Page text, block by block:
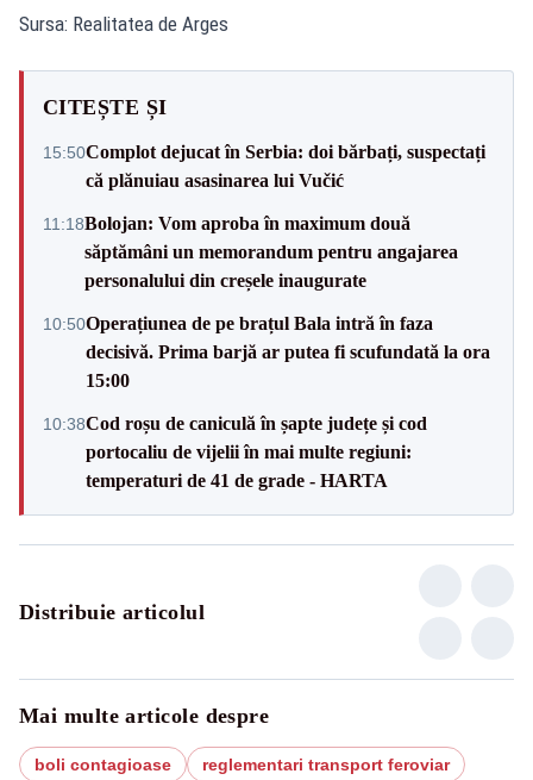
Sursa: Realitatea de Arges
CITEȘTE ȘI
15:50Complot dejucat în Serbia: doi bărbați, suspectați
că plănuiau asasinarea lui Vučić
11:18Bolojan: Vom aproba în maximum două
săptămâni un memorandum pentru angajarea
personalului din creșele inaugurate
10:50Operațiunea de pe brațul Bala intră în faza
decisivă. Prima barjă ar putea fi scufundată la ora
15:00
10:38Cod roșu de caniculă în șapte județe și cod
portocaliu de vijelii în mai multe regiuni:
temperaturi de 41 de grade - HARTA
Distribuie articolul
Mai multe articole despre
boli contagioase reglementari transport feroviar